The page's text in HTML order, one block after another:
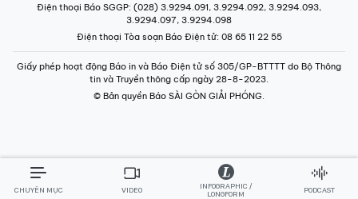
Điện thoại Báo SGGP: (028) 3.9294.091, 3.9294.092, 3.9294.093,
3.9294.097, 3.9294.098
Điện thoại Tòa soạn Báo Điện tử: 08 65 11 22 55
Giấy phép hoạt động Báo in và Báo Điện tử số 305/GP-BTTTT do Bộ Thông
tin và Truyền thông cấp ngày 28-8-2023.
© Bản quyền Báo SÀI GÒN GIẢI PHÓNG.
CHUYÊN MỤC VIDEO
INFOGRAPHIC /
LONGFORM
PODCAST